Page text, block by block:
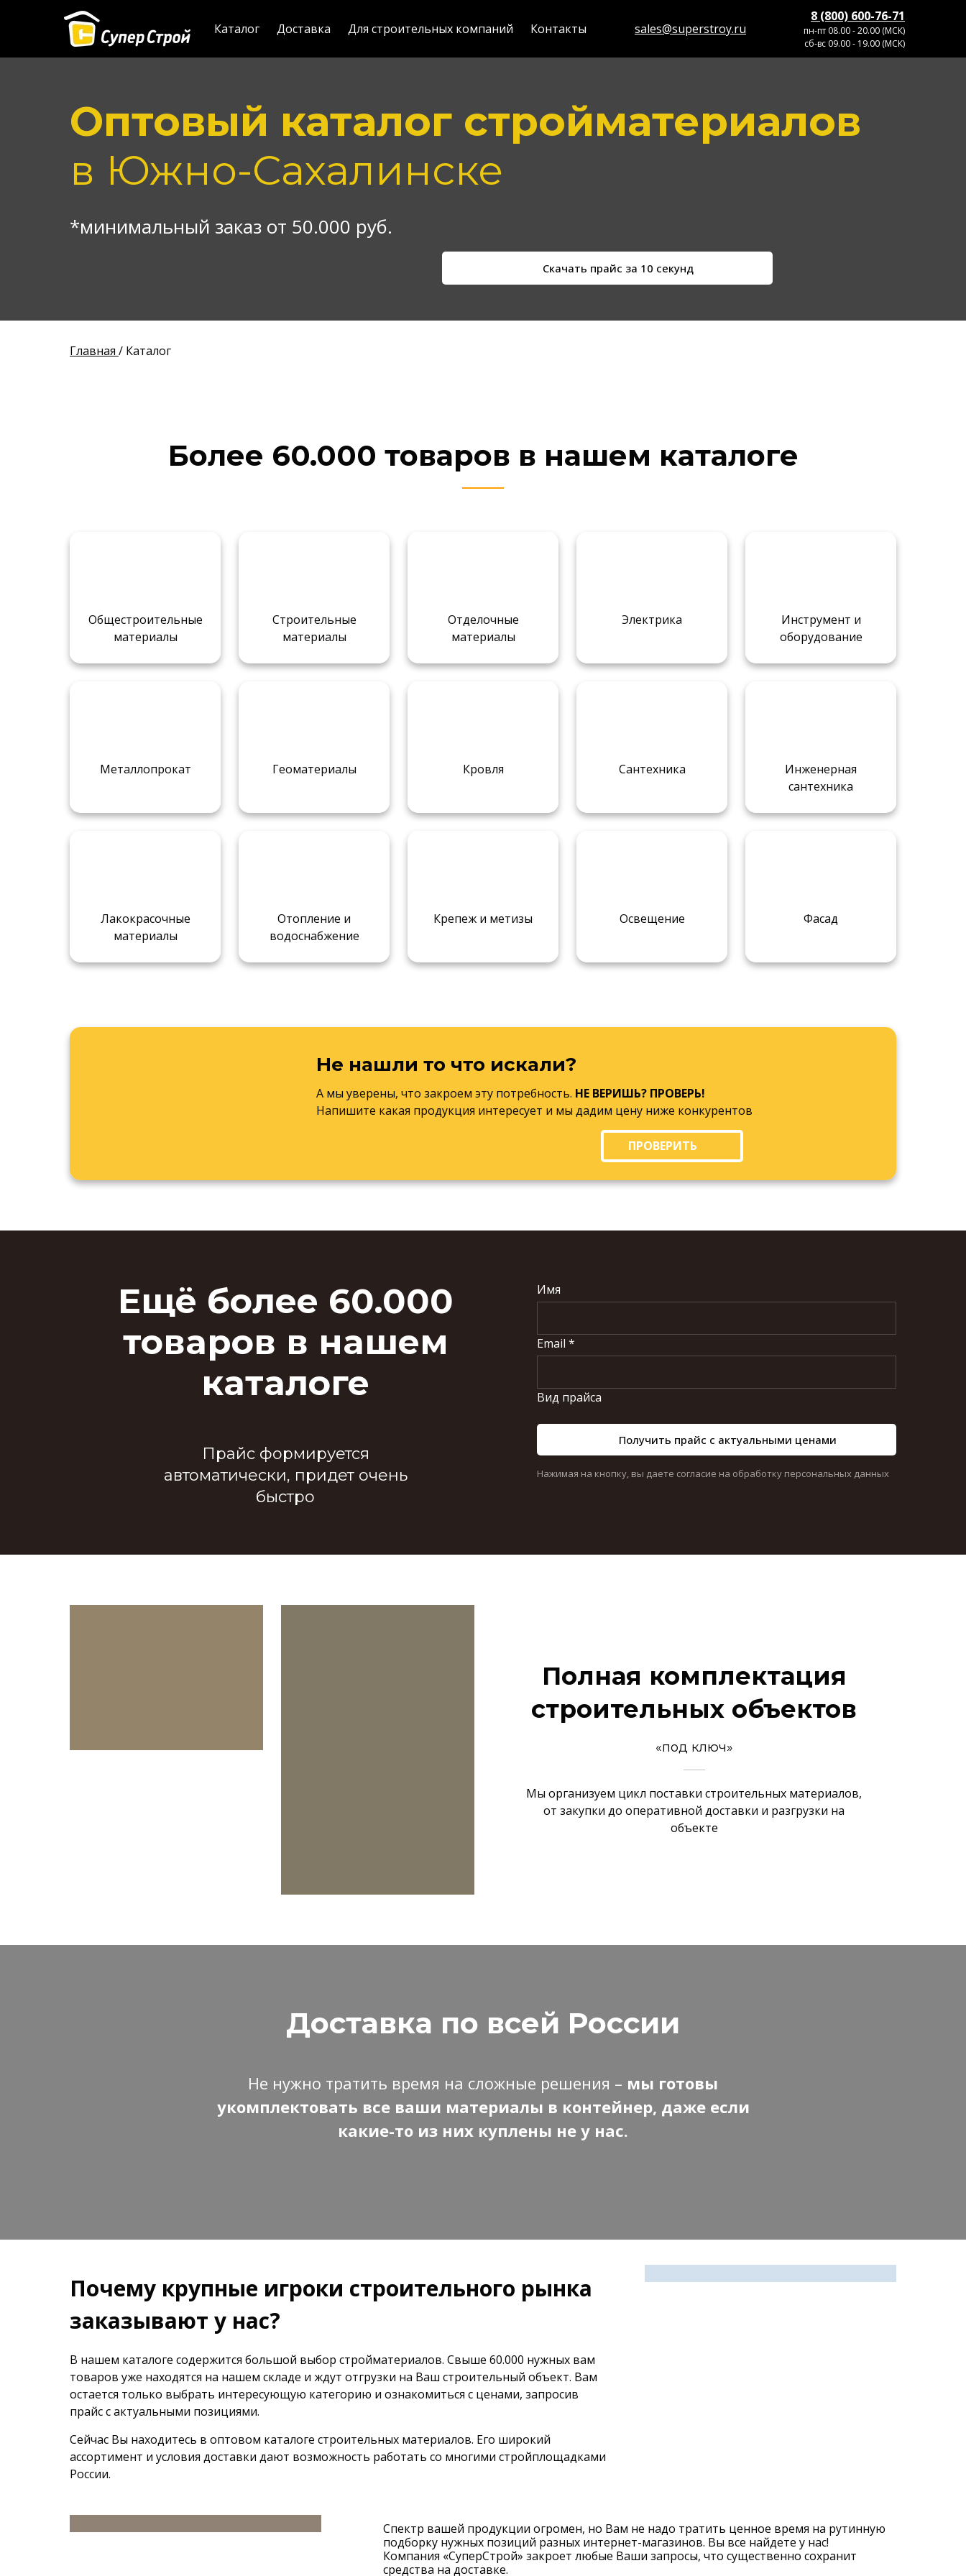
Каталог Доставка Для строительных компаний Контакты sales@superstroy.ru
8 (800) 600-76-71
пн-пт 08.00 - 20.00 (МСК)
сб-вс 09.00 - 19.00 (МСК)
Оптовый каталог стройматериалов
в Южно-Сахалинске
*минимальный заказ от 50.000 руб.
Скачать прайс за 10 секунд
Главная / Каталог
Более 60.000 товаров в нашем каталоге
Общестроительные
материалы
Строительные
материалы
Отделочные
материалы
Электрика
Инструмент и
оборудование
Металлопрокат Геоматериалы Кровля Сантехника
Инженерная
сантехника
Лакокрасочные
материалы
Отопление и
водоснабжение
Крепеж и метизы Освещение Фасад
Не нашли то что искали?
А мы уверены, что закроем эту потребность. НЕ ВЕРИШЬ? ПРОВЕРЬ!
Напишите какая продукция интересует и мы дадим цену ниже конкурентов
ПРОВЕРИТЬ
Ещё более 60.000
товаров в нашем
каталоге
Прайс формируется
автоматически, придет очень
быстро
Имя
Email *
Вид прайса
Получить прайс с актуальными ценами
Нажимая на кнопку, вы даете согласие на обработку персональных данных
Полная комплектация
строительных объектов
«под ключ»
Мы организуем цикл поставки строительных материалов,
от закупки до оперативной доставки и разгрузки на
объекте
Доставка по всей России
Не нужно тратить время на сложные решения – мы готовы
укомплектовать все ваши материалы в контейнер, даже если
какие-то из них куплены не у нас.
Почему крупные игроки строительного рынка
заказывают у нас?
В нашем каталоге содержится большой выбор стройматериалов. Свыше 60.000 нужных вам
товаров уже находятся на нашем складе и ждут отгрузки на Ваш строительный объект. Вам
остается только выбрать интересующую категорию и ознакомиться с ценами, запросив
прайс с актуальными позициями.
Сейчас Вы находитесь в оптовом каталоге строительных материалов. Его широкий
ассортимент и условия доставки дают возможность работать со многими стройплощадками
России.
Спектр вашей продукции огромен, но Вам не надо тратить ценное время на рутинную
подборку нужных позиций разных интернет-магазинов. Вы все найдете у нас!
Компания «СуперСтрой» закроет любые Ваши запросы, что существенно сохранит
средства на доставке.